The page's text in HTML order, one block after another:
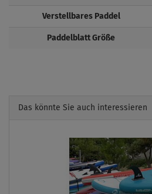
Verstellbares Paddel
Paddelblatt Größe
Das könnte Sie auch interessieren
Previous